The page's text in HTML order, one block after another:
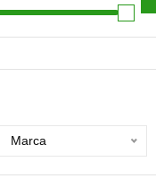
Marca